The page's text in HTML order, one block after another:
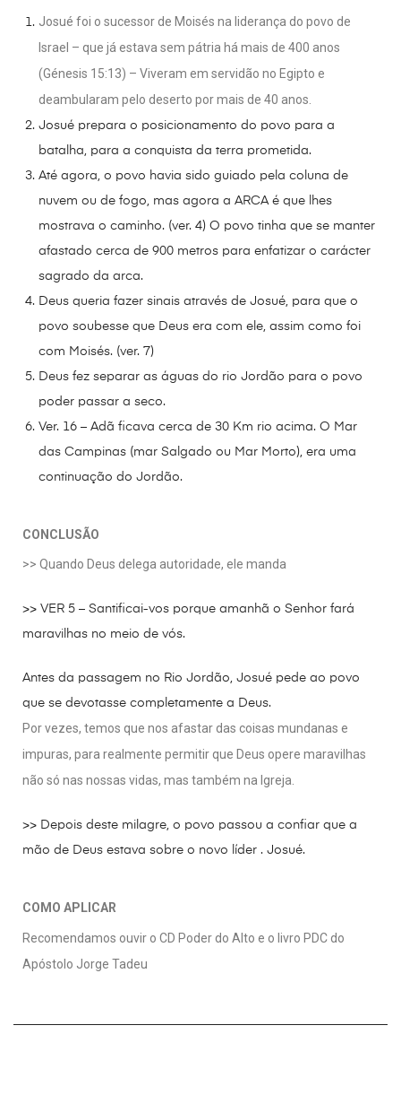
Josué foi o sucessor de Moisés na liderança do povo de
Israel – que já estava sem pátria há mais de 400 anos
(Génesis 15:13) – Viveram em servidão no Egipto e
deambularam pelo deserto por mais de 40 anos.
Josué prepara o posicionamento do povo para a
batalha, para a conquista da terra prometida.
Até agora, o povo havia sido guiado pela coluna de
nuvem ou de fogo, mas agora a ARCA é que lhes
mostrava o caminho. (ver. 4) O povo tinha que se manter
afastado cerca de 900 metros para enfatizar o carácter
sagrado da arca.
Deus queria fazer sinais através de Josué, para que o
povo soubesse que Deus era com ele, assim como foi
com Moisés. (ver. 7)
Deus fez separar as águas do rio Jordão para o povo
poder passar a seco.
Ver. 16 – Adã ficava cerca de 30 Km rio acima. O Mar
das Campinas (mar Salgado ou Mar Morto), era uma
continuação do Jordão.
CONCLUSÃO
>> Quando Deus delega autoridade, ele manda
>> VER 5 – Santificai-vos porque amanhã o Senhor fará
maravilhas no meio de vós.
Antes da passagem no Rio Jordão, Josué pede ao povo
que se devotasse completamente a Deus.
Por vezes, temos que nos afastar das coisas mundanas e
impuras, para realmente permitir que Deus opere maravilhas
não só nas nossas vidas, mas também na Igreja.
>> Depois deste milagre, o povo passou a confiar que a
mão de Deus estava sobre o novo líder . Josué.
COMO APLICAR
Recomendamos ouvir o CD Poder do Alto e o livro PDC do
Apóstolo Jorge Tadeu